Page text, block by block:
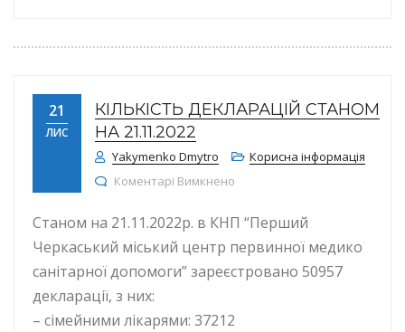
21
ЛИС
КІЛЬКІСТЬ ДЕКЛАРАЦІЙ СТАНОМ
НА 21.11.2022
Yakymenko Dmytro
Корисна інформація
Коментарі Вимкнено
Станом на 21.11.2022р. в КНП “Перший
Черкаський міський центр первинної медико
санітарної допомоги” зареєстровано 50957
декларації, з них:
– сімейними лікарями: 37212